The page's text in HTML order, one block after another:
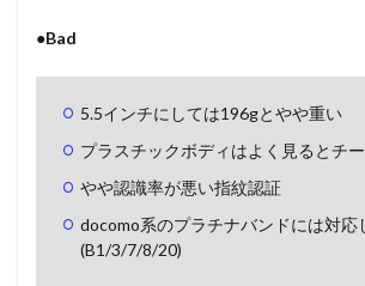
●Bad
5.5インチにしては196gとやや重い
プラスチックボディはよく見るとチ
やや認識率が悪い指紋認証
docomo系のプラチナバンドには対応
(B1/3/7/8/20)